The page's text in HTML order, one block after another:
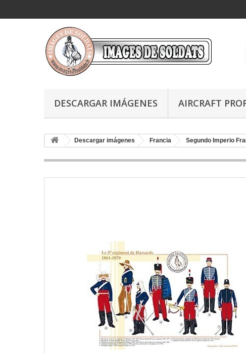
DESCARGAR IMÁGENES AIRCRAFT
Descargar imágenes Francia Segundo Imperio